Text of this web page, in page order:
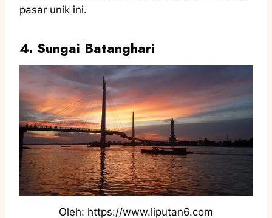
pasar unik ini.
4. Sungai Batanghari
Oleh: https://www.liputan6.com